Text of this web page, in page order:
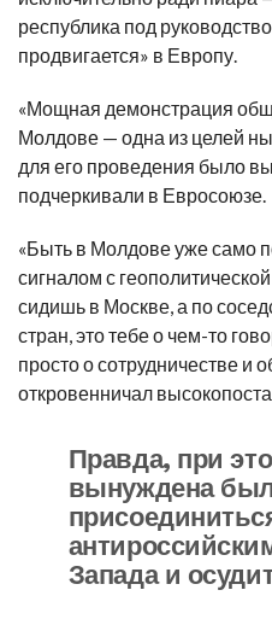
республика под
продвигается» в Европу.
«Мощная демонстрация
Молдове — одна из целей
для его проведения было
подчеркивали в Евросоюзе.
«Быть в Молдове уже само
сигналом с
сидишь в Москве, а по
стран, это тебе о чем-то
просто о сотрудничестве и
откровенничал
Правда, при
вынуждена
Запада и